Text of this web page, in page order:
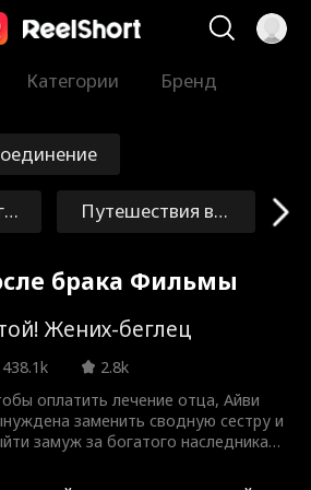
Категории Бренд
Путешествия во
Бессмертные
Женщина
k
девиц
брака Фильмы
Жених-беглец
438.1k
2.8k
оплатить лечение отца, Айви
заменить сводную сестру и
замуж за богатого наследника
опозорив Айви перед